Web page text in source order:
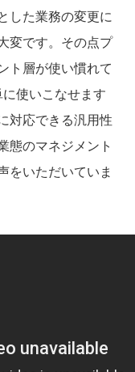
した業務の変更に
変です。その点プ
ト層が使い慣れて
使いこなせます
対応できる汎用性
態のマネジメント
をいただいていま